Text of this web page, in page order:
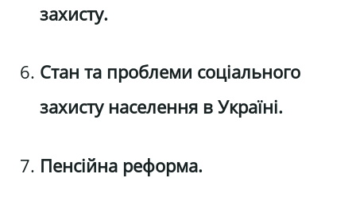
захисту.
Стан та проблеми соціального
захисту населення в Україні.
Пенсійна реформа.